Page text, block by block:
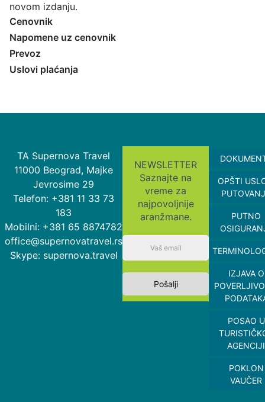
novom izdanju.
Cenovnik
Napomene uz cenovnik
Prevoz
Uslovi plaćanja
TA Supernova Travel
11000 Beograd, Majke
Jevrosime 29
Telefon: +381 11 33 73
183
Mobilni: +381 65 8874782
office@supernovatravel.rs
Skype: supernova.travel
NEWSLETTER
Saznajte na
vreme za
najpovoljnije
aranžmane.
Pošalji
OPŠTI
PUTNO
IZJAVA O
POSAO U
AGENCIJI
POKLON
VAUČER